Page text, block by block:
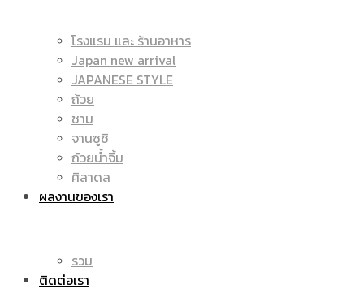
แก้ว
แก้ว
โรงแรม และ ร้านอาหาร
Japan new arrival
JAPANESE STYLE
ถ้วย
ชาม
จานซูชิ
ถ้วยน้ำจิ้ม
ศิลาดล
ผลงานของเรา
รวม
ติดต่อเรา